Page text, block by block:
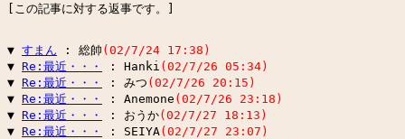
[この記事に対する返事です。]
▼ すまん : 総帥 (02/7/24 17:38)
▼ Re:最近・・・ : Hanki (02/7/26 05:34)
▼ Re:最近・・・ : みつ (02/7/26 20:15)
▼ Re:最近・・・ : Anemone (02/7/26 23:18)
▼ Re:最近・・・ : おうか(02/7/27 18:13)
▼ Re:最近・・・ : SEIYA(02/7/27 23:07)